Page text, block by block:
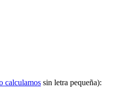
calculamos sin letra pequeña):